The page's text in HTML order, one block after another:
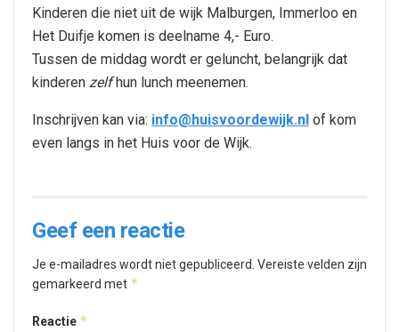
Kinderen die niet uit de wijk Malburgen, Immerloo en
Het Duifje komen is deelname 4,- Euro.
Tussen de middag wordt er geluncht, belangrijk dat
kinderen zelfhun lunch meenemen.
Inschrijven kan via: info@huisvoordewijk.nl of kom
even langs in het Huis voor de Wijk.
Geef een reactie
Je e-mailadres wordt niet gepubliceerd. Vereiste velden zijn
gemarkeerd met *
Reactie *